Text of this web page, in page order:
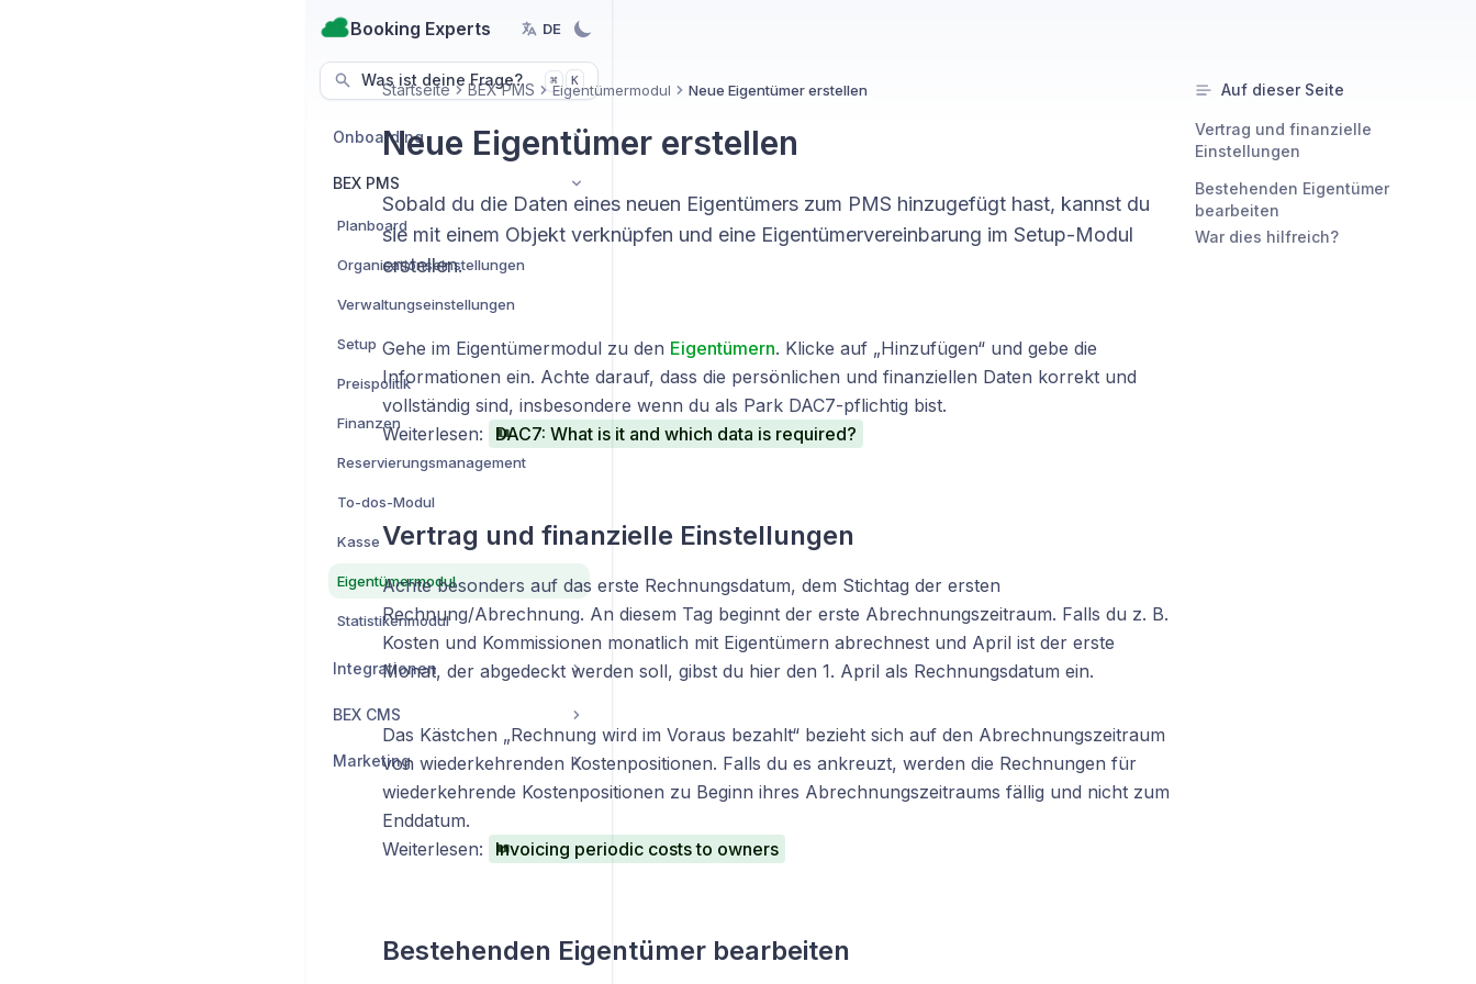
Booking Experts DE
Was ist deine Frage? ⌘ K
Onboarding
BEX PMS
Planboard
Organisationseinstellungen
Verwaltungseinstellungen
Setup
Preispolitik
Finanzen
Reservierungsmanagement
To-dos-Modul
Kasse
Eigentümermodul
Statistikenmodul
Integrationen
BEX CMS
Marketing
Startseite BEX PMS Eigentümermodul Neue Eigentümer erstellen
Neue Eigentümer erstellen
Sobald du die Daten eines neuen Eigentümers zum PMS hinzugefügt hast, kannst du
sie mit einem Objekt verknüpfen und eine Eigentümervereinbarung im Setup-Modul
erstellen.
Gehe im Eigentümermodul zu den Eigentümern. Klicke auf „Hinzufügen“ und gebe die
Informationen ein. Achte darauf, dass die persönlichen und finanziellen Daten korrekt und
vollständig sind, insbesondere wenn du als Park DAC7-pflichtig bist.
Weiterlesen:
DAC7: What is it and which data is required?
Vertrag und finanzielle Einstellungen
Achte besonders auf das erste Rechnungsdatum, dem Stichtag der ersten
Rechnung/Abrechnung. An diesem Tag beginnt der erste Abrechnungszeitraum. Falls du z. B.
Kosten und Kommissionen monatlich mit Eigentümern abrechnest und April ist der erste
Monat, der abgedeckt werden soll, gibst du hier den 1. April als Rechnungsdatum ein.
Das Kästchen „Rechnung wird im Voraus bezahlt“ bezieht sich auf den Abrechnungszeitraum
von wiederkehrenden Kostenpositionen. Falls du es ankreuzt, werden die Rechnungen für
wiederkehrende Kostenpositionen zu Beginn ihres Abrechnungszeitraums fällig und nicht zum
Enddatum.
Weiterlesen:
Invoicing periodic costs to owners
Bestehenden Eigentümer bearbeiten
Auf dieser Seite
Vertrag und finanzielle
Einstellungen
Bestehenden Eigentümer
bearbeiten
War dies hilfreich?